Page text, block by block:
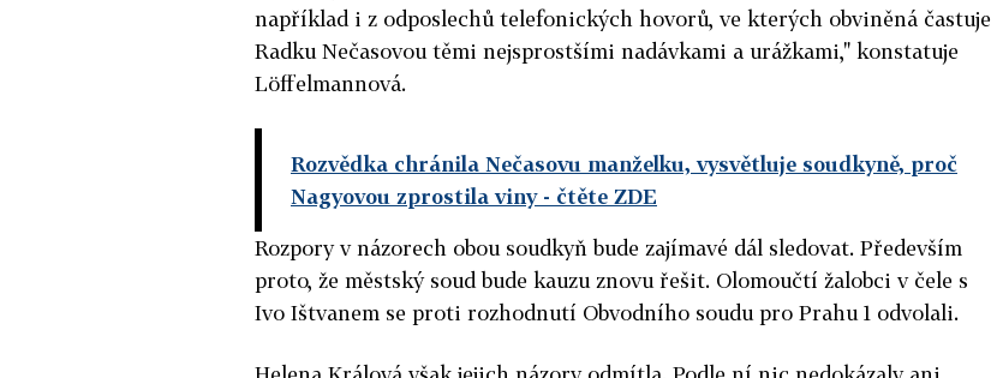
například i z odposlechů telefonických hovorů, ve kterých obviněná častuje
Radku Nečasovou těmi nejsprostšími nadávkami a urážkami," konstatuje
Löffelmannová.
Rozvědka chránila Nečasovu manželku, vysvětluje soudkyně, proč
Nagyovou zprostila viny- čtěte ZDE
Rozpory v názorech obou soudkyň bude zajímavé dál sledovat. Především
proto, že městský soud bude kauzu znovu řešit. Olomoučtí žalobci v čele s
Ivo Ištvanem se proti rozhodnutí Obvodního soudu pro Prahu 1 odvolali.